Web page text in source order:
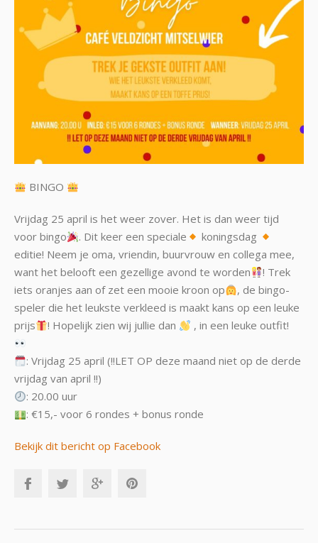
BINGO
Vrijdag 25 april is het weer zover. Het is dan weer tijd
voor bingo
. Dit keer een speciale
koningsdag
editie! Neem je oma, vriendin, buurvrouw en collega mee,
want het belooft een gezellige avond te worden
! Trek
iets oranjes aan of zet een mooie kroon op
, de bingo-
speler die het leukste verkleed is maakt kans op een leuke
prijs
! Hopelijk zien wij jullie dan , in een leuke outfit!
: Vrijdag 25 april (!!LET OP deze maand niet op de derde
vrijdag van april !!)
: 20.00 uur
: €15,- voor 6 rondes + bonus ronde
Bekijk dit bericht op Facebook